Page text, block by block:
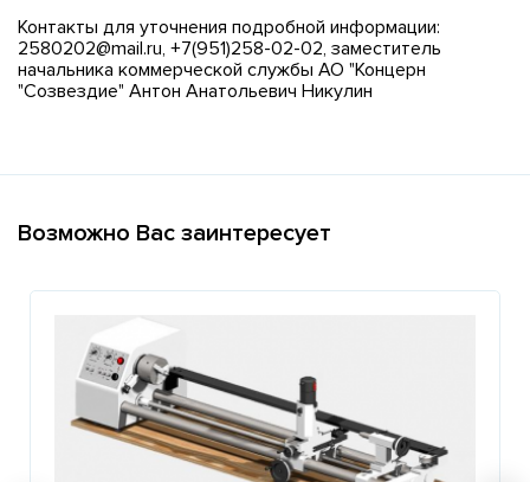
Контакты для уточнения подробной информации:
2580202@mail.ru, +7(951)258-02-02, заместитель
начальника коммерческой службы АО "Концерн
"Созвездие" Антон Анатольевич Никулин
Возможно Вас заинтересует